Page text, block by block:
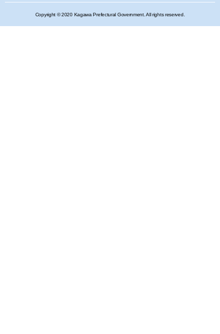
Copyright © 2020 Kagawa Prefectural Government. All rights reserved.